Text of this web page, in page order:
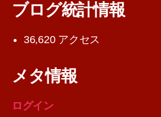
ブログ統計情報
36,620 アクセス
メタ情報
ログイン